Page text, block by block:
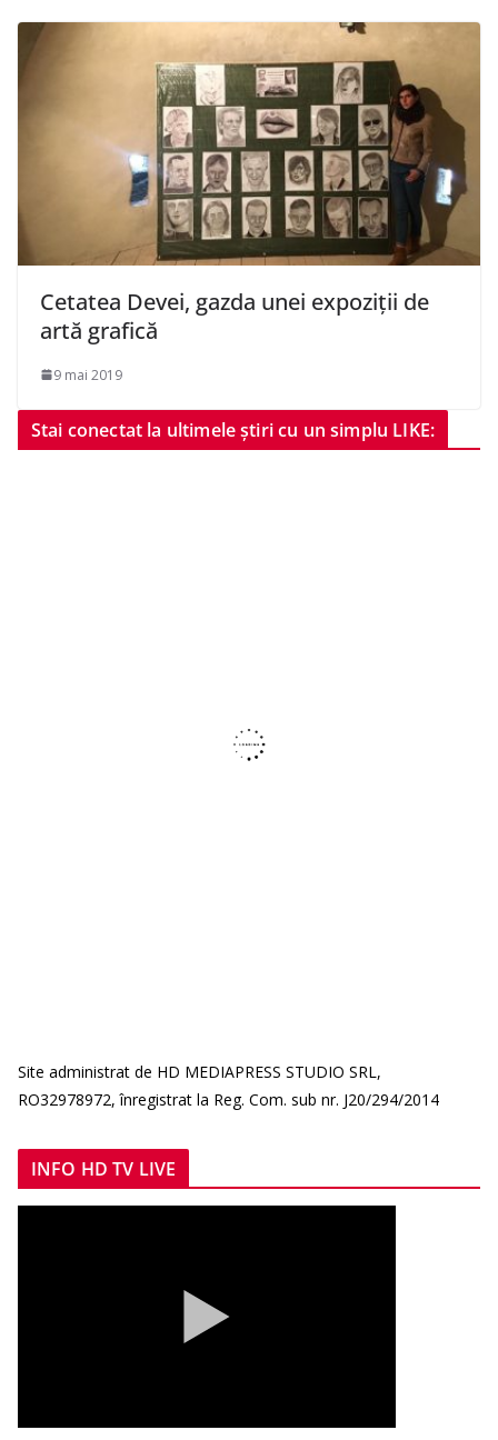
Cetatea Devei, gazda unei expoziții de
artă grafică
9 mai 2019
Stai conectat la ultimele știri cu un simplu LIKE:
Site administrat de HD MEDIAPRESS STUDIO SRL,
RO32978972, înregistrat la Reg. Com. sub nr. J20/294/2014
INFO HD TV LIVE